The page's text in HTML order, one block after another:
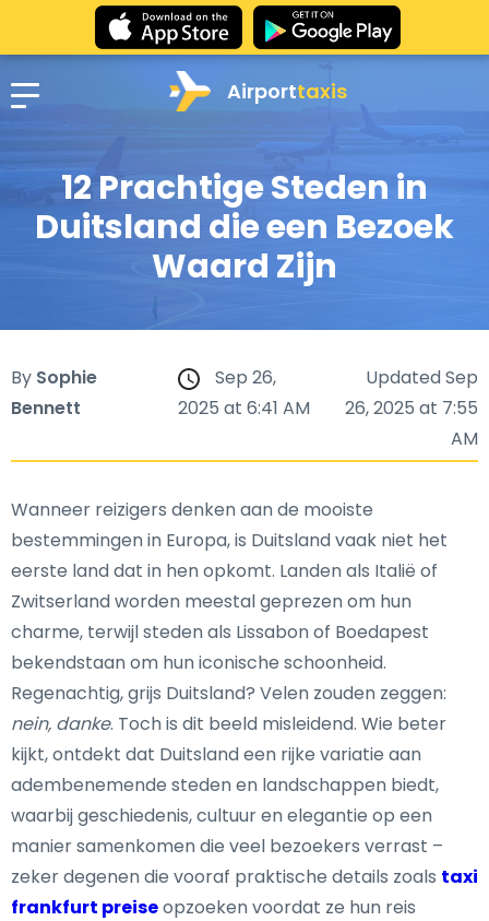
Airporttaxis
12 Prachtige Steden in
Duitsland die een Bezoek
Waard Zijn
By Sophie
Bennett
Sep 26,
2025 at 6:41 AM
Updated Sep
26, 2025 at 7:55
AM
Wanneer reizigers denken aan de mooiste
bestemmingen in Europa, is Duitsland vaak niet het
eerste land dat in hen opkomt. Landen als Italië of
Zwitserland worden meestal geprezen om hun
charme, terwijl steden als Lissabon of Boedapest
bekendstaan om hun iconische schoonheid.
Regenachtig, grijs Duitsland? Velen zouden zeggen:
nein, danke. Toch is dit beeld misleidend. Wie beter
kijkt, ontdekt dat Duitsland een rijke variatie aan
adembenemende steden en landschappen biedt,
waarbij geschiedenis, cultuur en elegantie op een
manier samenkomen die veel bezoekers verrast –
zeker degenen die vooraf praktische details zoals taxi
frankfurt preiseopzoeken voordat ze hun reis